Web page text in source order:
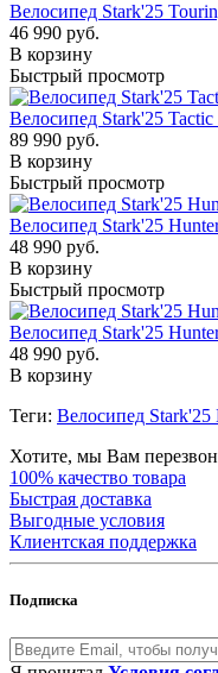
Велосипед Stark'25
46 990 руб.
В корзину
Быстрый просмотр
Велосипед Stark'25
89 990 руб.
В корзину
Быстрый просмотр
Велосипед Stark'25
48 990 руб.
В корзину
Быстрый просмотр
Велосипед Stark'25
48 990 руб.
В корзину
Теги: Велосипед
Хотите, мы Вам
100% качество товара
Быстрая доставка
Выгодные условия
Клиентская поддержка
Подписка